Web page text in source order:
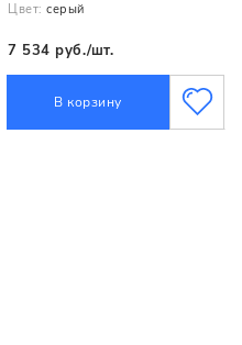
Цвет: серый
7 534 руб./шт.
В корзину